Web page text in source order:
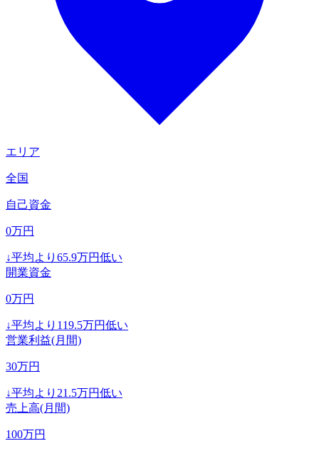
エリア
全国
自己資金
0万円
↓平均より 65.9万円低い
開業資金
0万円
↓平均より 119.5万円低い
営業利益(月間)
30万円
↓平均より 21.5万円低い
売上高(月間)
100万円